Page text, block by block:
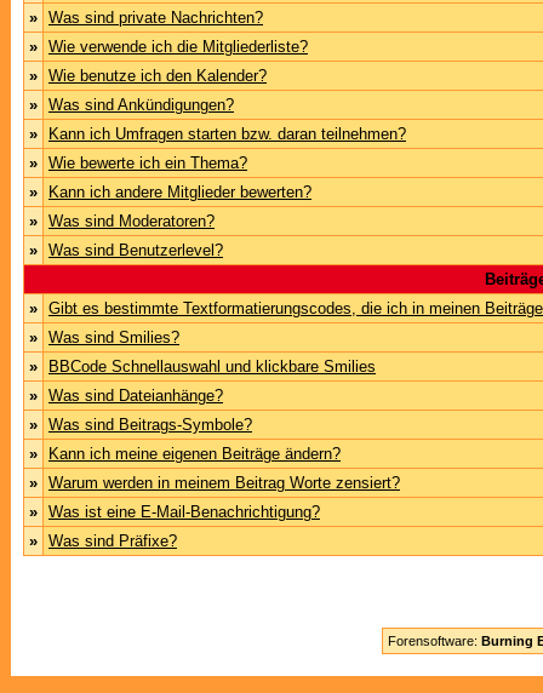
» Was sind private Nachrichten?
» Wie verwende ich die Mitgliederliste?
» Wie benutze ich den Kalender?
» Was sind Ankündigungen?
»
Kann ich Umfragen starten bzw. daran teilnehmen?
» Wie bewerte ich ein Thema?
»
Kann ich andere Mitglieder bewerten?
» Was sind Moderatoren?
» Was sind Benutzerlevel?
» Gibt es bestimmte Textformatierungscodes, die ich in meinen
» Was sind Smilies?
»
BBCode Schnellauswahl und klickbare Smilies
» Was sind Dateianhänge?
» Was sind Beitrags-Symbole?
»
Kann ich meine eigenen Beiträge ändern?
» Warum werden in meinem Beitrag Worte zensiert?
» Was ist eine E-Mail-Benachrichtigung?
» Was sind Präfixe?
Forensoftware: Burning